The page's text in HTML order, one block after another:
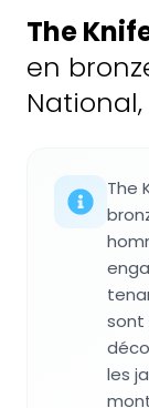
The
en
The
sont
les